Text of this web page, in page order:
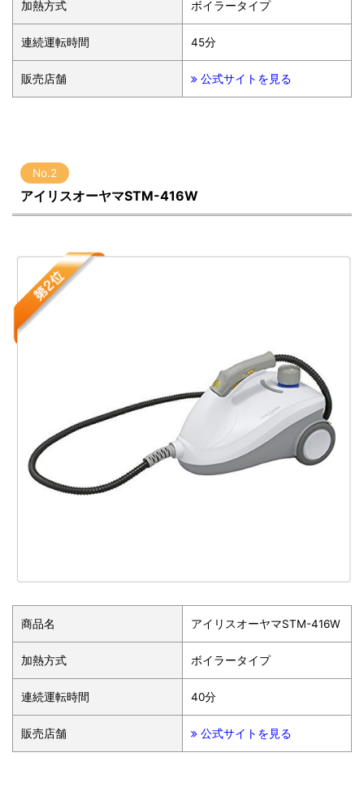
加熱方式 ボイラータイプ
連続運転時間 45分
販売店舗 公式サイトを見る
No.2
アイリスオーヤマSTM-416W
商品名 アイリスオーヤマSTM-416W
加熱方式 ボイラータイプ
連続運転時間 40分
販売店舗 公式サイトを見る